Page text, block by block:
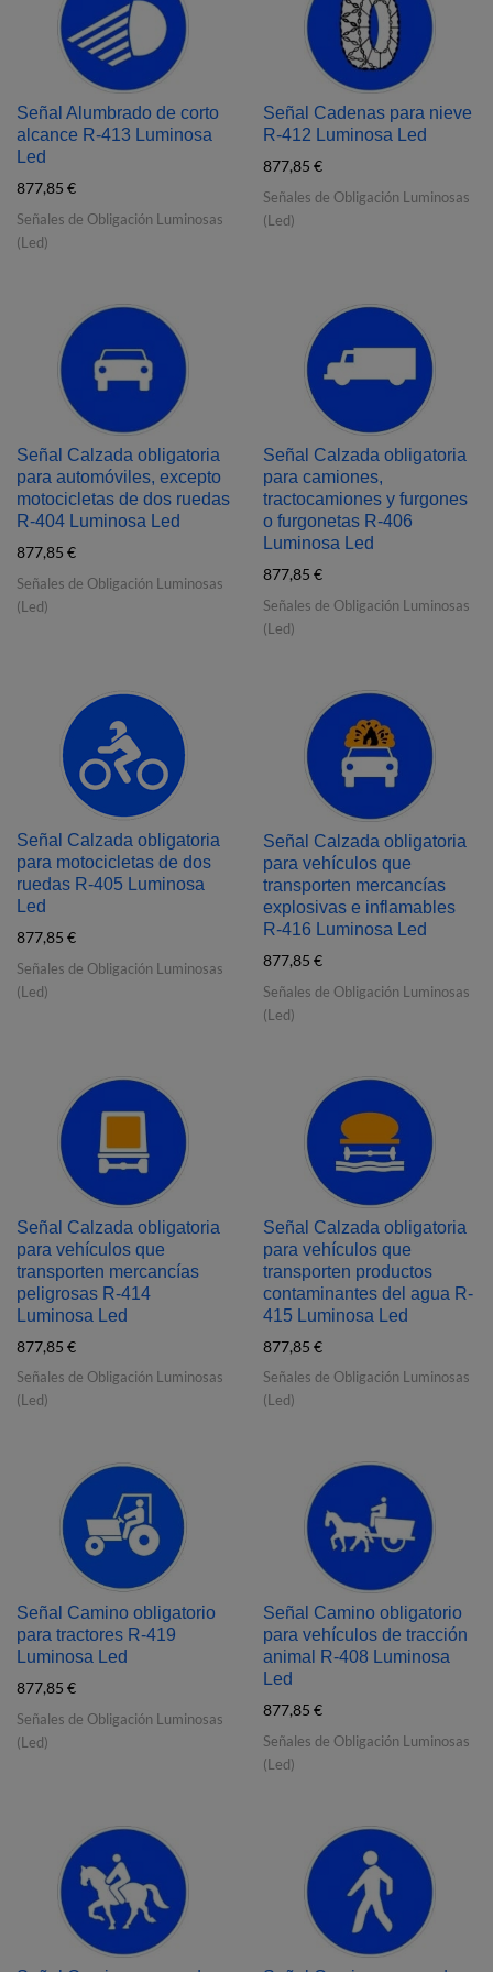
Señal Alumbrado de corto
alcance R‐413 Luminosa
Led
877,85 €
Señales de Obligación Luminosas
(Led)
Señal Cadenas para nieve
R‐412 Luminosa Led
877,85 €
Señales de Obligación Luminosas
(Led)
Señal Calzada obligatoria
para automóviles, excepto
motocicletas de dos ruedas
R‐404 Luminosa Led
877,85 €
Señales de Obligación Luminosas
(Led)
Señal Calzada obligatoria
para camiones,
tractocamiones y furgones
o furgonetas R‐406
Luminosa Led
877,85 €
Señales de Obligación Luminosas
(Led)
Señal Calzada obligatoria
para motocicletas de dos
ruedas R‐405 Luminosa
Led
877,85 €
Señales de Obligación Luminosas
(Led)
Señal Calzada obligatoria
para vehículos que
transporten mercancías
explosivas e inflamables
R‐416 Luminosa Led
877,85 €
Señales de Obligación Luminosas
(Led)
Señal Calzada obligatoria
para vehículos que
transporten mercancías
peligrosas R‐414
Luminosa Led
877,85 €
Señales de Obligación Luminosas
(Led)
Señal Calzada obligatoria
para vehículos que
transporten productos
contaminantes del agua R‐
415 Luminosa Led
877,85 €
Señales de Obligación Luminosas
(Led)
Señal Camino obligatorio
para tractores R‐419
Luminosa Led
877,85 €
Señales de Obligación Luminosas
(Led)
Señal Camino obligatorio
para vehículos de tracción
animal R‐408 Luminosa
Led
877,85 €
Señales de Obligación Luminosas
(Led)